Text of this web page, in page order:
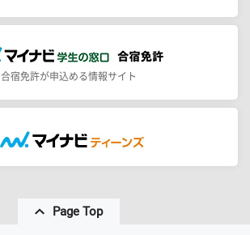
合宿免許が申込める情報サイト
Page Top